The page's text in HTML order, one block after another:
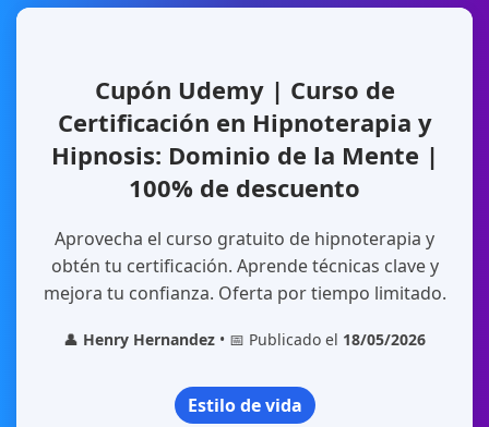
Cupón Udemy | Curso de
Certificación en Hipnoterapia y
Hipnosis: Dominio de la Mente |
100% de descuento
Aprovecha el curso gratuito de hipnoterapia y
obtén tu certificación. Aprende técnicas clave y
mejora tu confianza. Oferta por tiempo limitado.
👤 Henry Hernandez • 📅 Publicado el 18/05/2026
Estilo de vida